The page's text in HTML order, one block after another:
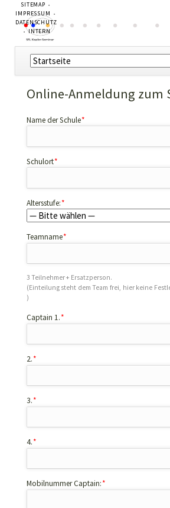
NAVIGATION
ÜBERSPRINGEN
SITEMAP
IMPRESSUM
DATENSCHUTZ
INTERN
Navigation
überspringen
Online-Anmeldung zum
Pflichtfeld
Name der Schule*
Pflichtfeld
Schulort*
Pflichtfeld
Altersstufe:*
Pflichtfeld
Teamname*
3 Teilnehmer + Ersatzperson.
(Einteilung steht dem Team frei, hier keine
)
Pflichtfeld
Captain 1.*
Pflichtfeld
2.*
Pflichtfeld
3.*
Pflichtfeld
4.*
Pflichtfeld
Mobilnummer Captain:*